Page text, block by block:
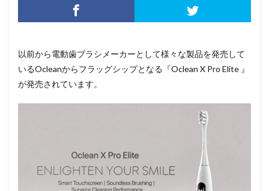
以前から電動歯ブラシメーカーとして様々な製品を発売して
いるOcleanからフラッグシップとなる『Oclean X Pro Elite 』
が発売されています。